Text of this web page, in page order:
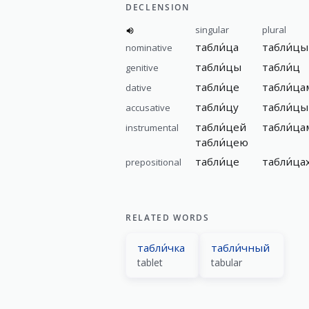
DECLENSION
singular
plural
nominative
табли́ца табли́цы
genitive табли́цы табли́ц
dative табли́це
accusative табли́цу табли́цы
instrumental
табли́цей
табли́цею
prepositional табли́це
RELATED WORDS
табли́чка
tablet
табли́чный
tabular